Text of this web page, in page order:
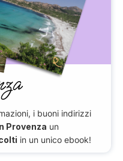
i buoni indirizzi
Provenza un
in un unico ebook!